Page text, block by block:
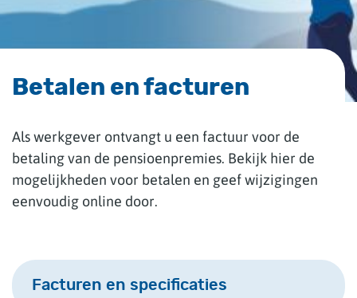
Betalen en facturen
Als werkgever ontvangt u een factuur voor de
betaling van de pensioenpremies. Bekijk hier de
mogelijkheden voor betalen en geef wijzigingen
eenvoudig online door.
Facturen en specificaties